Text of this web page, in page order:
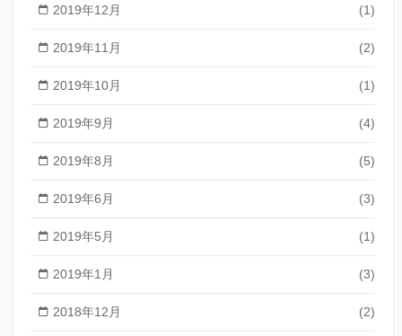
2019年12月 (1)
2019年11月 (2)
2019年10月 (1)
2019年9月 (4)
2019年8月 (5)
2019年6月 (3)
2019年5月 (1)
2019年1月 (3)
2018年12月 (2)